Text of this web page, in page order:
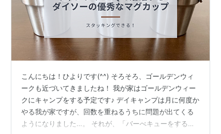
こんにちは！ひよりです(^^) そろそろ、ゴールデンウィ
ークも近づいてきましたね！ 我が家はゴールデンウィー
クにキャンプをする予定です♪ デイキャンプは月に何度か
やる我が家ですが、回数を重ねるうちに問題が出てくる
ようになりました…。 それが、「バーべキューをすると